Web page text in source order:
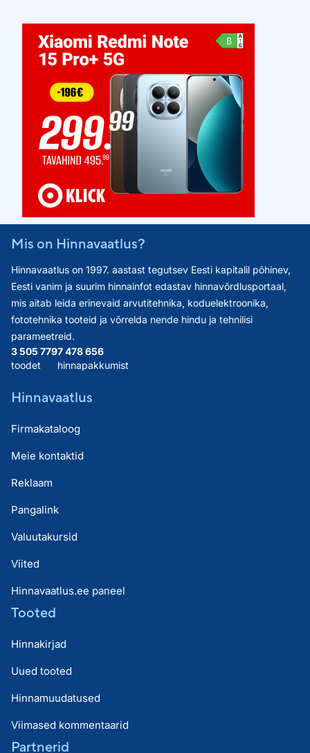
Mis on Hinnavaatlus?
Hinnavaatlus on 1997. aastast tegutsev Eesti kapitalil põhinev,
Eesti vanim ja suurim hinnainfot edastav hinnavõrdlusportaal,
mis aitab leida erinevaid arvutitehnika, koduelektroonika,
fototehnika tooteid ja võrrelda nende hindu ja tehnilisi
parameetreid.
3 505 779
toodet
7 478 656
hinnapakkumist
Hinnavaatlus
Firmakataloog
Meie kontaktid
Reklaam
Pangalink
Valuutakursid
Viited
Hinnavaatlus.ee paneel
Tooted
Hinnakirjad
Uued tooted
Hinnamuudatused
Viimased kommentaarid
Partnerid